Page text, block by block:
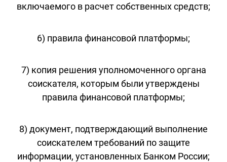
включаемого в расчет собственных средств;
6) правила финансовой платформы;
7) копия решения уполномоченного органа
соискателя, которым были утверждены
правила финансовой платформы;
8) документ, подтверждающий выполнение
соискателем требований по защите
информации, установленных Банком России;